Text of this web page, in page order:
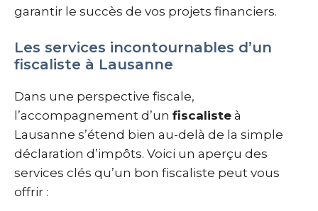
garantir le succès de vos projets financiers.
Les services incontournables d’un
fiscaliste à Lausanne
Dans une perspective fiscale,
l’accompagnement d’un fiscaliste à
Lausanne s’étend bien au-delà de la simple
déclaration d’impôts. Voici un aperçu des
services clés qu’un bon fiscaliste peut vous
offrir :